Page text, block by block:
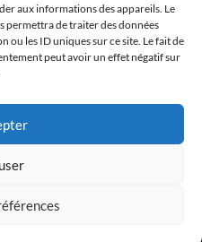
aux informations des appareils. Le
permettra de traiter des données
ou les ID uniques sur ce site. Le fait de
peut avoir un effet négatif sur
numérique